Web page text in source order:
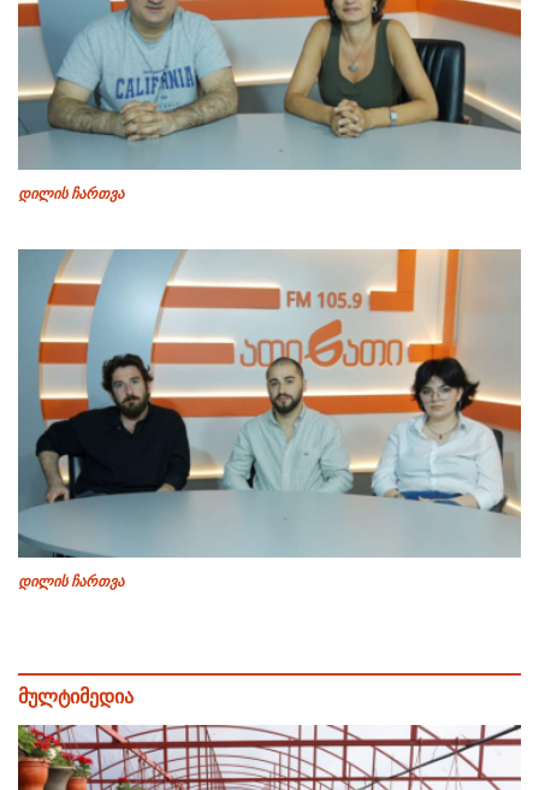
დილის ჩართვა
დილის ჩართვა
მულტიმედია